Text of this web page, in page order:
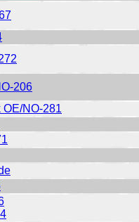
206
OE/NO-281